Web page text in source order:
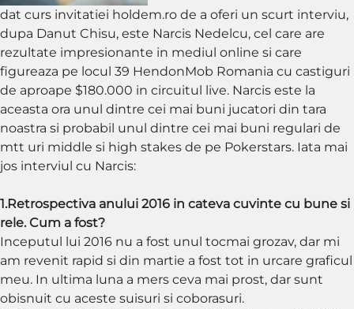
la
Sunday
Million!
dat curs invitatiei holdem.ro de a oferi un scurt interviu,
dupa Danut Chisu, este Narcis Nedelcu, cel care are
rezultate impresionante in mediul online si care
figureaza pe locul 39 HendonMob Romania cu castiguri
de aproape $180.000 in circuitul live. Narcis este la
aceasta ora unul dintre cei mai buni jucatori din tara
noastra si probabil unul dintre cei mai buni regulari de
mtt uri middle si high stakes de pe Pokerstars. Iata mai
jos interviul cu Narcis:
1.Retrospectiva anului 2016 in cateva cuvinte cu bune si
rele. Cum a fost?
Inceputul lui 2016 nu a fost unul tocmai grozav, dar mi
am revenit rapid si din martie a fost tot in urcare graficul
meu. In ultima luna a mers ceva mai prost, dar sunt
obisnuit cu aceste suisuri si coborasuri.